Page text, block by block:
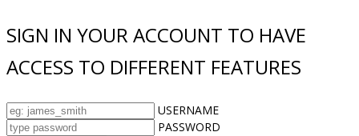
SIGN IN YOUR ACCOUNT TO HAVE
ACCESS TO DIFFERENT FEATURES
USERNAME
PASSWORD